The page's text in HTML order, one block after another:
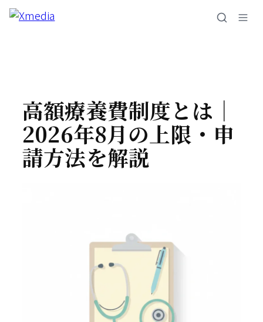
内
高額療養費制度とは｜
2026年8月の上限・申
請方法を解説